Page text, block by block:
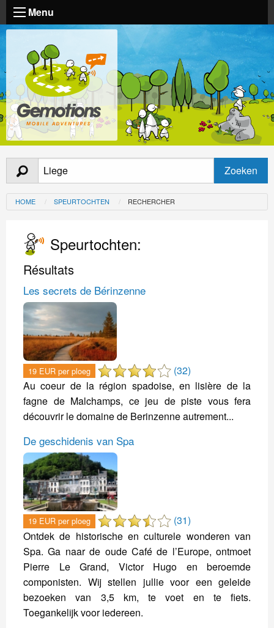
Menu
HOME SPEURTOCHTEN RECHERCHER
Speurtochten:
Résultats
Les secrets de Bérinzenne
19 EUR per ploeg
(32)
Au coeur de la région spadoise, en lisière de la
fagne de Malchamps, ce jeu de piste vous fera
découvrir le domaine de Berinzenne autrement...
De geschidenis van Spa
19 EUR per ploeg
(31)
Ontdek de historische en culturele wonderen van
Spa. Ga naar de oude Café de l’Europe, ontmoet
Pierre Le Grand, Victor Hugo en beroemde
componisten. Wij stellen jullie voor een geleide
bezoeken van 3,5 km, te voet en te fiets.
Toegankelijk voor iedereen.